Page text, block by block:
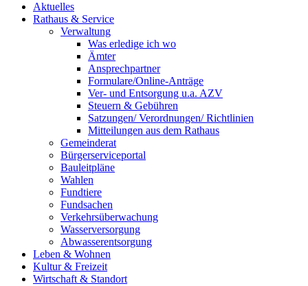
Aktuelles
Rathaus & Service
Verwaltung
Was erledige ich wo
Ämter
Ansprechpartner
Formulare/Online-Anträge
Ver- und Entsorgung u.a. AZV
Steuern & Gebühren
Satzungen/ Verordnungen/ Richtlinien
Mitteilungen aus dem Rathaus
Gemeinderat
Bürgerserviceportal
Bauleitpläne
Wahlen
Fundtiere
Fundsachen
Verkehrsüberwachung
Wasserversorgung
Abwasserentsorgung
Leben & Wohnen
Kultur & Freizeit
Wirtschaft & Standort